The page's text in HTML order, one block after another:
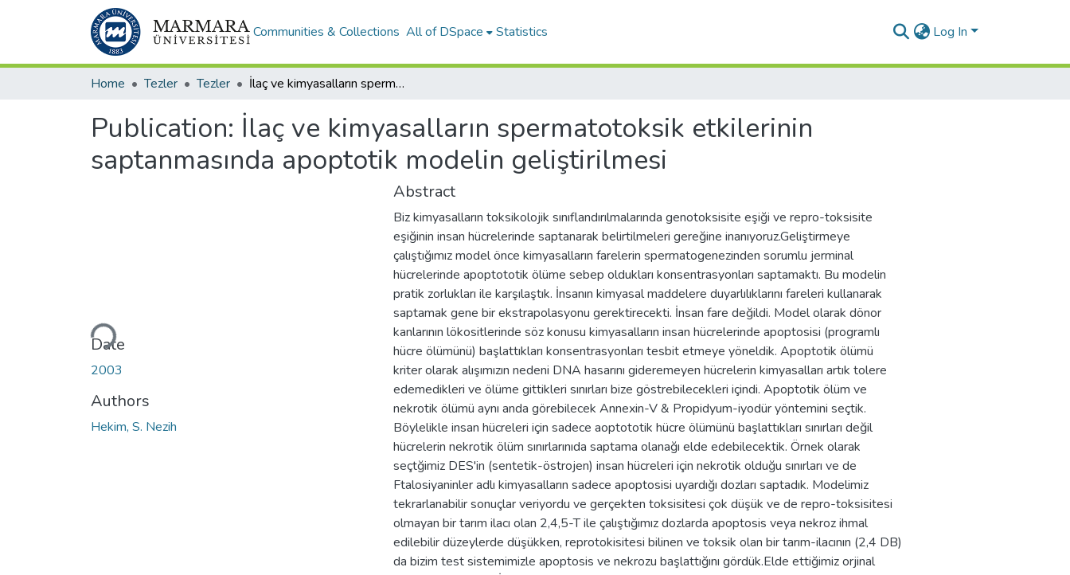
Communities & Collections All of DSpace Statistics Log In
Home Tezler Tezler İlaç ve kimyasalların spermatotoksik etkilerinin saptanmasında apoptotik modelin geliştirilmesi
Publication: İlaç ve kimyasalların spermatotoksik etkilerinin
saptanmasında apoptotik modelin geliştirilmesi
Loading...
Date
2003
Authors
Hekim, S. Nezih
Abstract
Biz kimyasalların toksikolojik sınıflandırılmalarında genotoksisite eşiği ve repro-toksisite
eşiğinin insan hücrelerinde saptanarak belirtilmeleri gereğine inanıyoruz.Geliştirmeye
çalıştığımız model önce kimyasalların farelerin spermatogenezinden sorumlu jerminal
hücrelerinde apoptototik ölüme sebep oldukları konsentrasyonları saptamaktı. Bu modelin
pratik zorlukları ile karşılaştık. İnsanın kimyasal maddelere duyarlılıklarını fareleri kullanarak
saptamak gene bir ekstrapolasyonu gerektirecekti. İnsan fare değildi. Model olarak dönor
kanlarının lökositlerinde söz konusu kimyasalların insan hücrelerinde apoptosisi (programlı
hücre ölümünü) başlattıkları konsentrasyonları tesbit etmeye yöneldik. Apoptotik ölümü
kriter olarak alışımızın nedeni DNA hasarını gideremeyen hücrelerin kimyasalları artık tolere
edemedikleri ve ölüme gittikleri sınırları bize göstrebilecekleri içindi. Apoptotik ölüm ve
nekrotik ölümü aynı anda görebilecek Annexin-V & Propidyum-iyodür yöntemini seçtik.
Böylelikle insan hücreleri için sadece aoptototik hücre ölümünü başlattıkları sınırları değil
hücrelerin nekrotik ölüm sınırlarınıda saptama olanağı elde edebilecektik. Örnek olarak
seçtğimiz DES'in (sentetik-östrojen) insan hücreleri için nekrotik olduğu sınırları ve de
Ftalosiyaninler adlı kimyasalların sadece apoptosisi uyardığı dozları saptadık. Modelimiz
tekrarlanabilir sonuçlar veriyordu ve gerçekten toksisitesi çok düşük ve de repro-toksisitesi
olmayan bir tarım ilacı olan 2,4,5-T ile çalıştığımız dozlarda apoptosis veya nekroz ihmal
edilebilir düzeylerde düşükken, reprotokisitesi bilinen ve toksik olan bir tarım-ilacının (2,4 DB)
da bizim test sistemimizle apoptosis ve nekrozu başlattığını gördük.Elde ettiğimiz orjinal